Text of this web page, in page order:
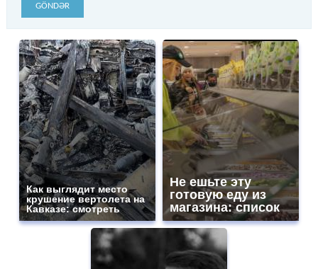
GÖNDƏR
Как выглядит место
крушение вертолета на
Кавказе: смотреть
Не ешьте эту
готовую еду из
магазина: список